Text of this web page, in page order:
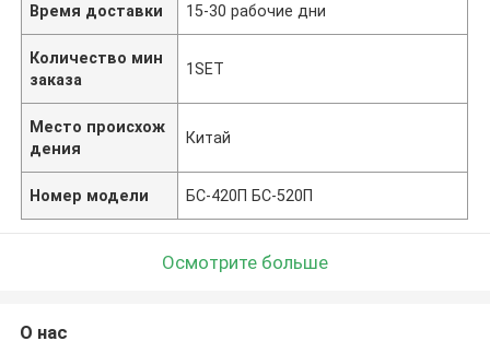
Время доставки 15-30 рабочие дни
Количество мин
заказа
1SET
Место происхож
дения
Китай
Номер модели БС-420П БС-520П
Осмотрите больше
О нас